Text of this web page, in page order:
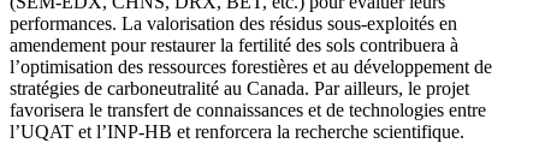
performances. La valorisation des résidus sous-exploités en
amendement pour restaurer la fertilité des sols contribuera à
l’optimisation des ressources forestières et au développement de
stratégies de carboneutralité au Canada. Par ailleurs, le projet
favorisera le transfert de connaissances et de technologies entre
l’UQAT et l’INP-HB et renforcera la recherche scientifique.